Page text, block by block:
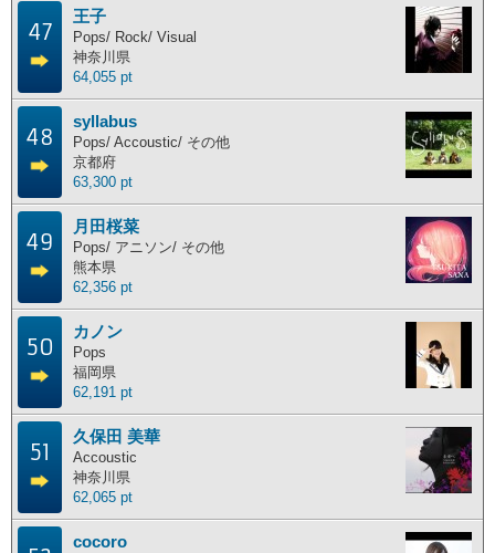
47
王子
Pops/ Rock/ Visual
神奈川県
64,055 pt
48
syllabus
Pops/ Accoustic/ その他
京都府
63,300 pt
49
月田桜菜
Pops/ アニソン/ その他
熊本県
62,356 pt
50
カノン
Pops
福岡県
62,191 pt
51
久保田 美華
Accoustic
神奈川県
62,065 pt
cocoro